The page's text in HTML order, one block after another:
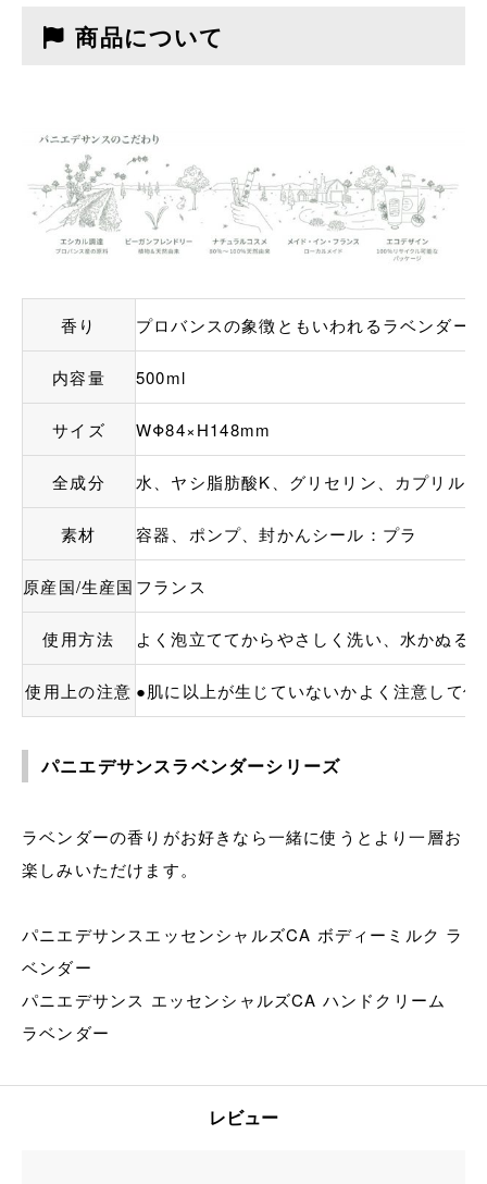
商品について
香り プロバンスの象徴ともいわれるラベンダー
内容量 500ml
サイズ WΦ84×H148mm
全成分 水、ヤシ脂肪酸K、グリセリン、カプリル
素材 容器、ポンプ、封かんシール：プラ
原産国/生産国 フランス
使用方法 よく泡立ててからやさしく洗い、水かぬる
使用上の注意 ●肌に以上が生じていないかよく注意して
パニエデサンスラベンダーシリーズ
ラベンダーの香りがお好きなら一緒に使うとより一層お
楽しみいただけます。
パニエデサンスエッセンシャルズCA ボディーミルク ラ
ベンダー
パニエデサンス エッセンシャルズCA ハンドクリーム
ラベンダー
レビュー